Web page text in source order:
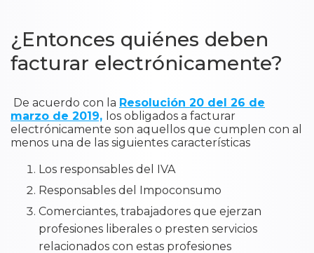
¿Entonces quiénes deben
facturar electrónicamente?​
De acuerdo con la Resolución 20 del 26 de
marzo de 2019, los obligados a facturar
electrónicamente son aquellos que cumplen con al
menos una de las siguientes características
Los responsables del IVA
Responsables del Impoconsumo
Comerciantes, trabajadores que ejerzan
profesiones liberales o presten servicios
relacionados con estas profesiones